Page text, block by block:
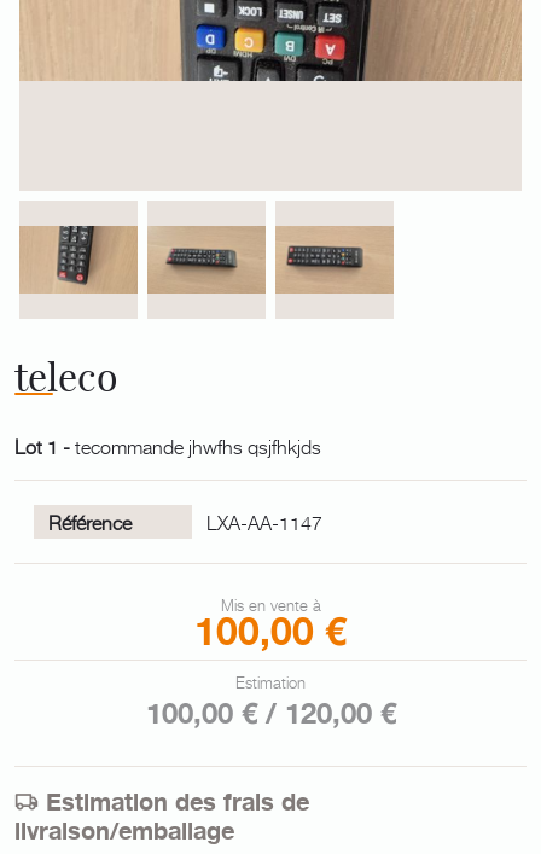
teleco
Lot 1 -tecommande jhwfhs qsjfhkjds
Référence LXA-AA-1147
Mis en vente à
100,00 €
Estimation
100,00 € / 120,00 €
Estimation des frais de
livraison/emballage